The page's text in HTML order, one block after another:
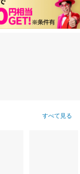
すべて見る